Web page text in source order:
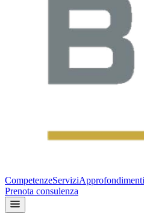
CompetenzeServiziApprofondimenti
Prenota consulenza